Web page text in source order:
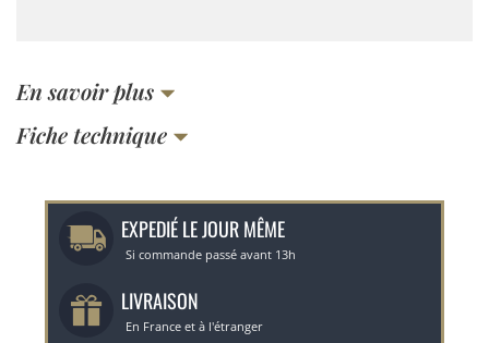
En savoir plus
Fiche technique
EXPEDIÉ LE JOUR MÊME
Si commande passé avant 13h
LIVRAISON
En France et à l'étranger